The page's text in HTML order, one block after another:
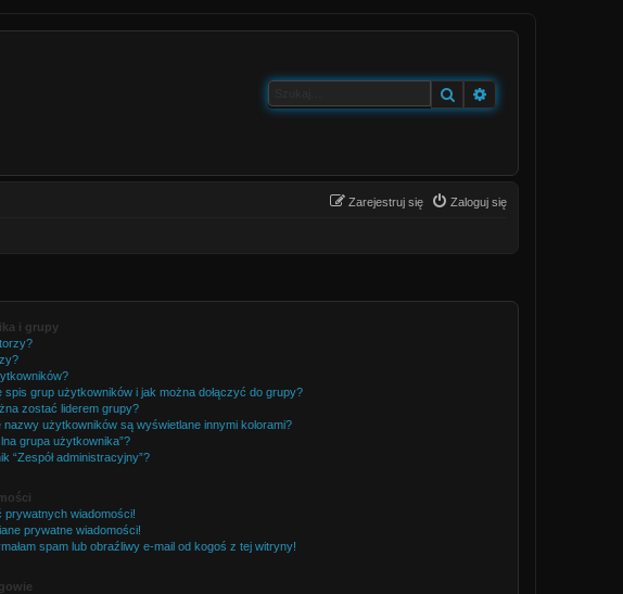
Szukaj
Zaloguj się
Zarejestruj się
i grupy
spis grup użytkowników i jak można dołączyć do grupy?
zostać liderem grupy?
nazwy użytkowników są wyświetlane innymi kolorami?
grupa użytkownika”?
“Zespół administracyjny”?
prywatnych wiadomości!
prywatne wiadomości!
spam lub obraźliwy e-mail od kogoś z tej witryny!